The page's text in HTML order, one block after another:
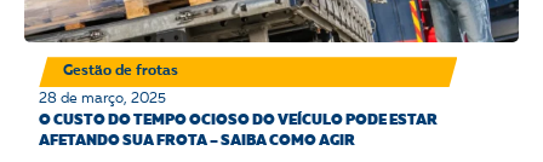
Gestão de frotas
28 de março, 2025
O CUSTO DO TEMPO OCIOSO DO VEÍCULO PODE ESTAR
AFETANDO SUA FROTA – SAIBA COMO AGIR